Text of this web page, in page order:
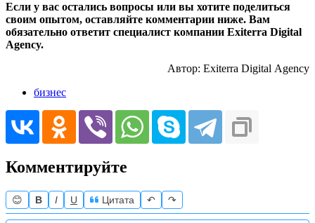
Если у вас остались вопросы или вы хотите поделиться
своим опытом, оставляйте комментарии ниже. Вам
обязательно ответит специалист компании Exiterra Digital
Agency.
Автор: Exiterra Digital Agency
бизнес
Комментируйте
😊 B I U Цитата ↶ ↷